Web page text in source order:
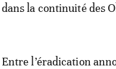
dans la continuité des
Entre l’éradication